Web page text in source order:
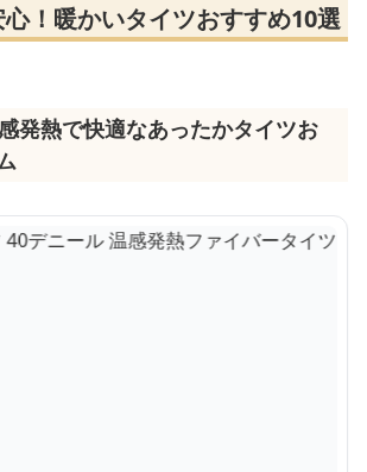
！暖かいタイツおすすめ10選
発熱で快適なあったかタイツお